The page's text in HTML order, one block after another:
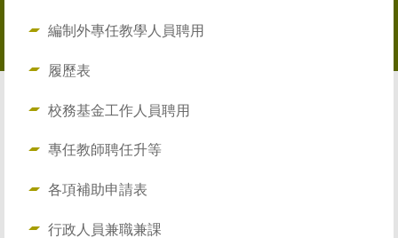
編制外專任教學人員聘用
履歷表
校務基金工作人員聘用
專任教師聘任升等
各項補助申請表
行政人員兼職兼課